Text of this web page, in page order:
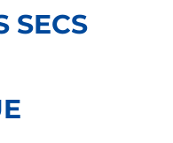
SECS